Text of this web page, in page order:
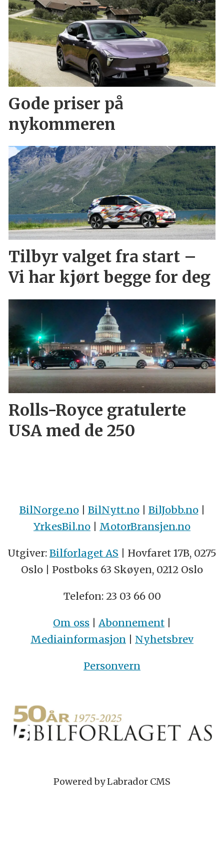
Gode priser på
nykommeren
Tilbyr valget fra start –
Vi har kjørt begge for deg
Rolls-Royce gratulerte
USA med de 250
BilNorge.no| BilNytt.no| BilJobb.no|
YrkesBil.no | MotorBransjen.no
Utgiver: Bilforlaget AS | Hovfaret 17B, 0275
Oslo | Postboks 63 Skøyen, 0212 Oslo
Telefon: 23 03 66 00
Om oss | Abonnement |
Mediainformasjon | Nyhetsbrev
Personvern
Powered by Labrador CMS